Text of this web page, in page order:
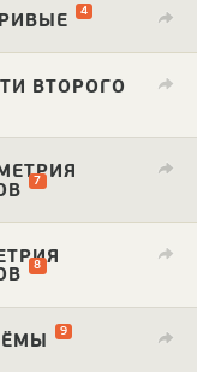
4
ВТОРОГО
7
8
9